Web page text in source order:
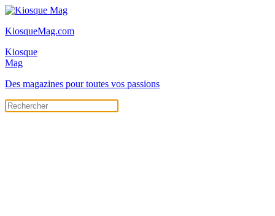
KiosqueMag.com
Kiosque
Mag
Des magazines pour toutes vos passions